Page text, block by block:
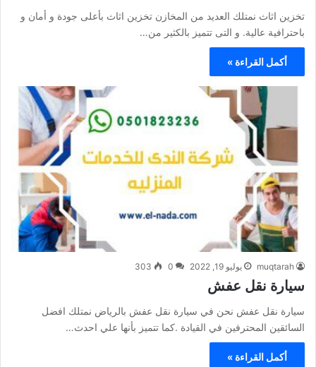
تخزين اثاث نمتلك العديد من المخازن تخزين اثاث بأعلى جودة و أمان و
باحترافية عالية. و التى تتميز بالكثير من…
أكمل القراءة »
muqtarah يوليو 19, 2022 0
303
سيارة نقل عفش
سيارة نقل عفش نحن في سيارة نقل عفش بالرياض نمتلك افضل
السائقين المحترفين في القيادة .كما تتميز بأنها علي احدث…
أكمل القراءة »